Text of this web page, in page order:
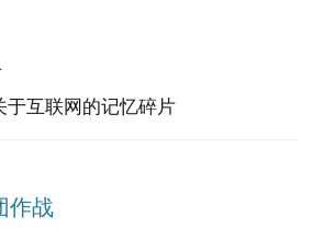
互联网的记忆碎片
作战